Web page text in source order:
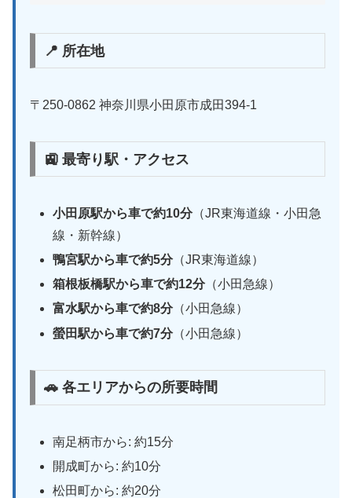
📍 所在地
〒250-0862 神奈川県小田原市成田394-1
🚉 最寄り駅・アクセス
小田原駅から車で約10分（JR東海道線・小田急
線・新幹線）
鴨宮駅から車で約5分（JR東海道線）
箱根板橋駅から車で約12分（小田急線）
富水駅から車で約8分（小田急線）
螢田駅から車で約7分（小田急線）
🚗 各エリアからの所要時間
南足柄市から: 約15分
開成町から: 約10分
松田町から: 約20分